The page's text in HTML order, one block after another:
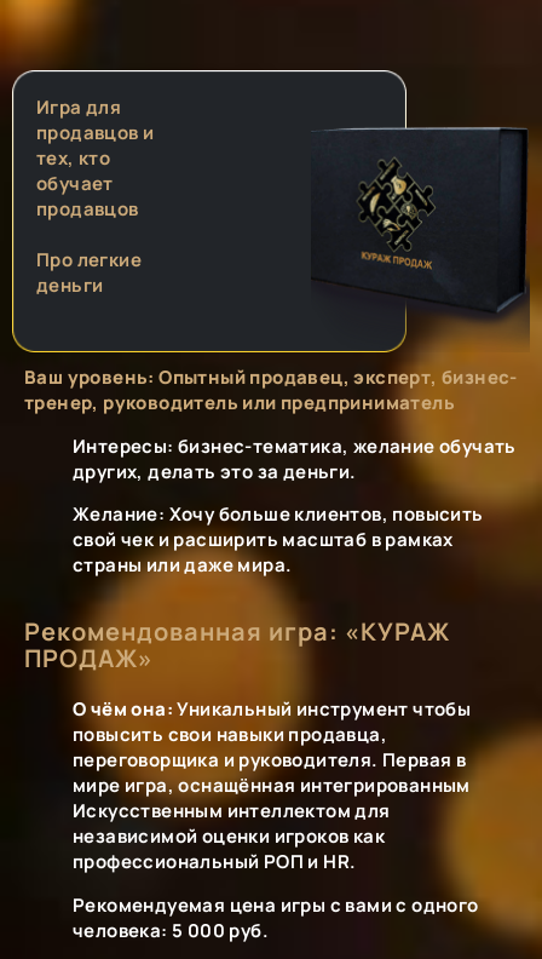
Игра для
продавцов и
тех, кто
обучает
продавцов
Про легкие
деньги
Ваш уровень: Опытный продавец, эксперт, бизнес-
тренер, руководитель или предприниматель
Интересы: бизнес-тематика, желание обучать
других, делать это за деньги.
Желание: Хочу больше клиентов, повысить
свой чек и расширить масштаб в рамках
страны или даже мира.
Рекомендованная игра: «КУРАЖ
ПРОДАЖ»
О чём она:Уникальный инструмент чтобы
повысить свои навыки продавца,
переговорщика и руководителя. Первая в
мире игра, оснащённая интегрированным
Искусственным интеллектом для
независимой оценки игроков как
профессиональный РОП и HR.
Рекомендуемая цена игры с вами с одного
человека: 5 000 руб.